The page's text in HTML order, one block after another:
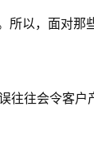
所以，面对那
往往会令客户